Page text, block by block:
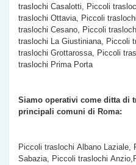
traslochi Casalotti, Piccoli
traslochi Ottavia, Piccoli
traslochi Cesano, Piccoli
traslochi La Giustiniana, Piccoli
traslochi Grottarossa, Piccoli
traslochi Prima Porta
Siamo operativi come ditta di
principali comuni di Roma:
Piccoli traslochi Albano Laziale,
Sabazia, Piccoli traslochi